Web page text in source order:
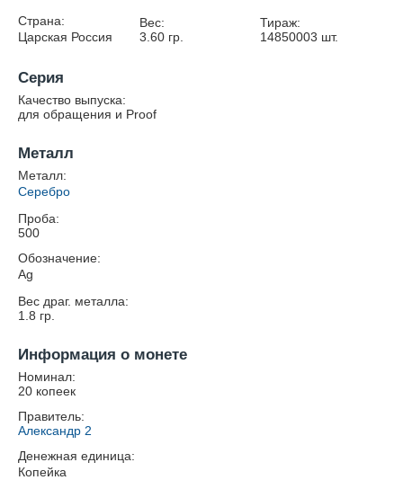
Страна:
Царская Россия
Вес:
3.60гр.
Тираж:
14850003 шт.
Серия
Качество выпуска:
для обращения и Proof
Металл
Металл:
Серебро
Проба:
500
Обозначение:
Ag
Вес драг. металла:
1.8 гр.
Информация о монете
Номинал:
20 копеек
Правитель:
Александр 2
Денежная единица:
Копейка